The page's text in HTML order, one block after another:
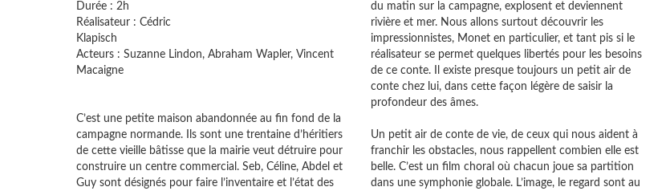
Durée : 2h
Réalisateur : Cédric
Klapisch
Acteurs : Suzanne Lindon, Abraham Wapler, Vincent
Macaigne
C’est une petite maison abandonnée au fin fond de la
campagne normande. Ils sont une trentaine d’héritiers
de cette vieille bâtisse que la mairie veut détruire pour
construire un centre commercial. Seb, Céline, Abdel et
Guy sont désignés pour faire l’inventaire et l’état des
du matin sur la campagne, explosent et deviennent
rivière et mer. Nous allons surtout découvrir les
impressionnistes, Monet en particulier, et tant pis si le
réalisateur se permet quelques libertés pour les besoins
de ce conte. Il existe presque toujours un petit air de
conte chez lui, dans cette façon légère de saisir la
profondeur des âmes.
Un petit air de conte de vie, de ceux qui nous aident à
franchir les obstacles, nous rappellent combien elle est
belle. C’est un film choral où chacun joue sa partition
dans une symphonie globale. L’image, le regard sont au